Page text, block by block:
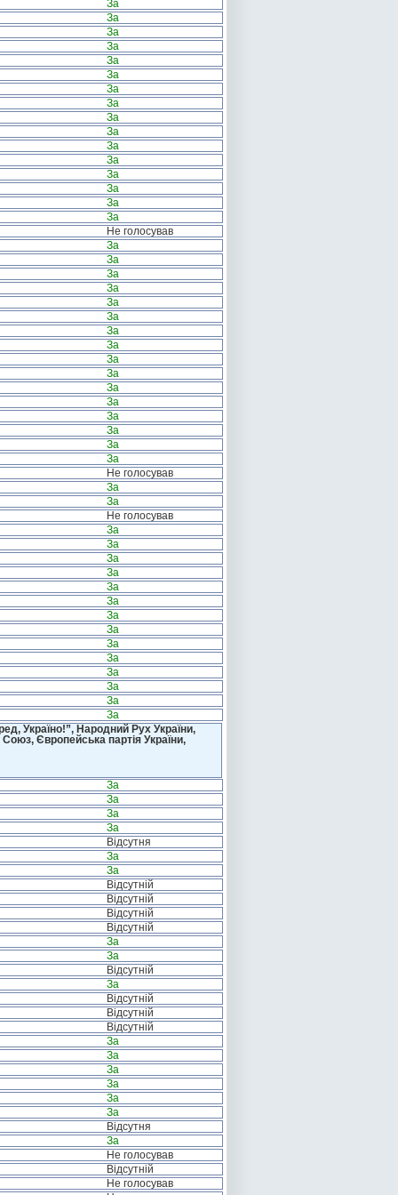
За
За
За
За
За
За
За
За
За
За
За
За
За
За
За
За
Не голосував
За
За
За
За
За
За
За
За
За
За
За
За
За
За
За
За
Не голосував
За
За
Не голосував
За
За
За
За
За
За
За
За
За
За
За
За
За
За
Україно!”, Народний Рух України,
Європейська партія України,
За
За
За
За
Відсутня
За
За
Відсутній
Відсутній
Відсутній
Відсутній
За
За
Відсутній
За
Відсутній
Відсутній
Відсутній
За
За
За
За
За
За
Відсутня
За
Не голосував
Відсутній
Не голосував